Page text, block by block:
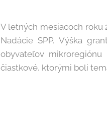
V letných mesiacoch roku
Nadácie SPP. Výška
obyvateľov
čiastkové, ktorými boli